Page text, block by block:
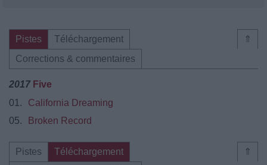
⇑
Pistes
Téléchargement
Corrections & commentaires
2017 Five
01.
California Dreaming
05.
Broken Record
⇑
Pistes
Téléchargement